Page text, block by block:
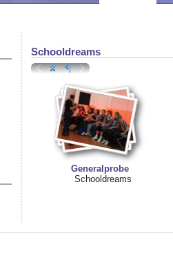
Schooldreams
Generalprobe
Schooldreams